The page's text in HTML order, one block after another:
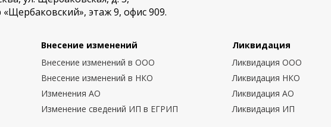
«Щербаковский», этаж 9, офис 909.
Внесение изменений
Внесение изменений в ООО
Внесение изменений в НКО
Изменения АО
Изменение сведений ИП в ЕГРИП
Ликвидация
Ликвидация ООО
Ликвидация НКО
Ликвидация АО
Ликвидация ИП